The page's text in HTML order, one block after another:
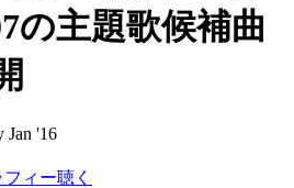
の主題歌候補曲
Jan '16
フィー聴く